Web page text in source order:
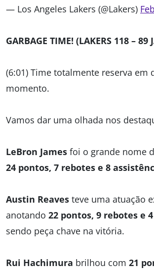
— Los Angeles Lakers (@Lakers)
GARBAGE TIME! (LAKERS 118 – 89
(6:01) Time totalmente reserva em
momento.
Vamos dar uma olhada nos
LeBron James foi o grande nome
24 pontos, 7 rebotes e 8
Austin Reaves teve uma atuação
anotando 22 pontos, 9 rebotes e
sendo peça chave na vitória.
Rui Hachimura brilhou com 21